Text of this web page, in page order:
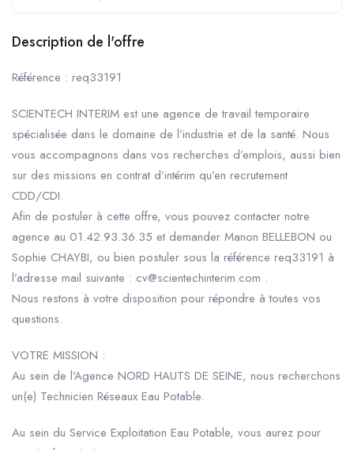
Description de l'offre
Référence : req33191
SCIENTECH INTERIM est une agence de travail temporaire
spécialisée dans le domaine de l’industrie et de la santé. Nous
vous accompagnons dans vos recherches d’emplois, aussi bien
sur des missions en contrat d’intérim qu’en recrutement
CDD/CDI.
Afin de postuler à cette offre, vous pouvez contacter notre
agence au 01.42.93.36.35 et demander Manon BELLEBON ou
Sophie CHAYBI, ou bien postuler sous la référence req33191 à
l’adresse mail suivante : cv@scientechinterim.com .
Nous restons à votre disposition pour répondre à toutes vos
questions.
VOTRE MISSION :
Au sein de l’Agence NORD HAUTS DE SEINE, nous recherchons
un(e) Technicien Réseaux Eau Potable.
Au sein du Service Exploitation Eau Potable, vous aurez pour